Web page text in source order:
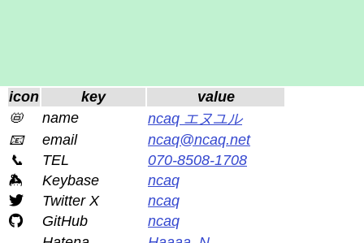
icon key
value
📛
name
ncaq エヌユル
📧
email
ncaq@ncaq.net
📞
TEL
070-8508-1708
Keybase
ncaq
Twitter X
ncaq
GitHub
ncaq